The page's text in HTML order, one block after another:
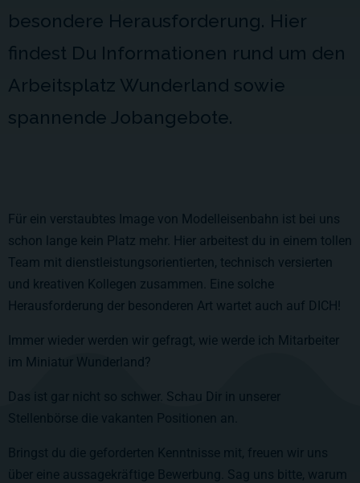
besondere Herausforderung. Hier
findest Du Informationen rund um den
Arbeitsplatz Wunderland sowie
spannende Jobangebote.
Für ein verstaubtes Image von Modelleisenbahn ist bei uns
schon lange kein Platz mehr. Hier arbeitest du in einem tollen
Team mit dienstleistungsorientierten, technisch versierten
und kreativen Kollegen zusammen. Eine solche
Herausforderung der besonderen Art wartet auch auf DICH!
Immer wieder werden wir gefragt, wie werde ich Mitarbeiter
im Miniatur Wunderland?
Das ist gar nicht so schwer. Schau Dir in unserer
Stellenbörse die vakanten Positionen an.
Bringst du die geforderten Kenntnisse mit, freuen wir uns
über eine aussagekräftige Bewerbung. Sag uns bitte, warum